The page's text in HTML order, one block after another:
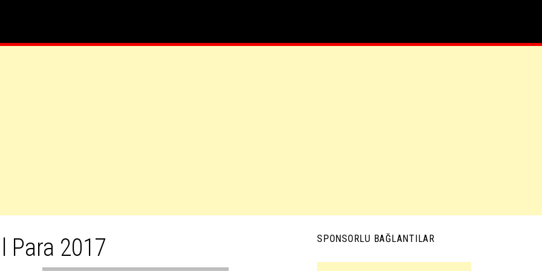
Para 2017 SPONSORLU BAĞLANTILAR